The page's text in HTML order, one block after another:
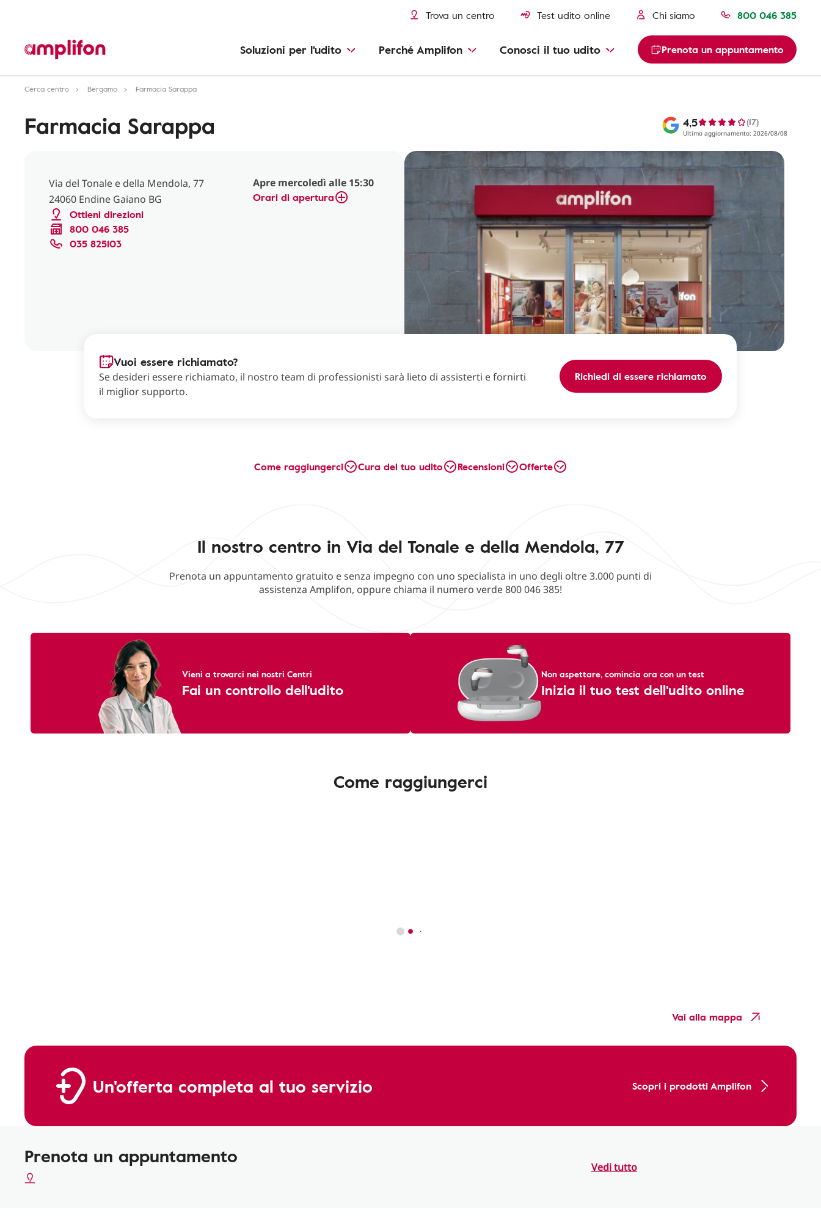
Trova un centro Test udito online Chi siamo 800 046 385
Soluzioni per l'udito Perché Amplifon Conosci il tuo udito Prenota un appuntamento
Cerca centro Bergamo Farmacia Sarappa
Farmacia Sarappa 4,5 (17)
Ultimo aggiornamento: 2026/08/08
Via del Tonale e della Mendola, 77
24060 Endine Gaiano BG
Ottieni direzioni
800 046 385
035 825103
Apre mercoledì alle 15:30
Orari di apertura
Vuoi essere richiamato?
Se desideri essere richiamato, il nostro team di professionisti sarà lieto di assisterti e fornirti
il miglior supporto.
Richiedi di essere richiamato
Come raggiungerci Cura del tuo udito Recensioni Offerte
Il nostro centro in Via del Tonale e della Mendola, 77
Prenota un appuntamento gratuito e senza impegno con uno specialista in uno degli oltre 3.000 punti di
assistenza Amplifon, oppure chiama il numero verde 800 046 385!
Vieni a trovarci nei nostri Centri
Fai un controllo dell'udito
Non aspettare, comincia ora con un test
Inizia il tuo test dell'udito online
Come raggiungerci
Vai alla mappa
Un'offerta completa al tuo servizio Scopri i prodotti Amplifon
Prenota un appuntamento Vedi tutto